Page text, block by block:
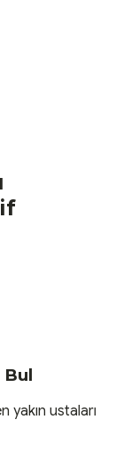
Bul
yakın ustaları